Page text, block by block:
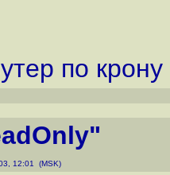
по крону
12:01 (MSK)